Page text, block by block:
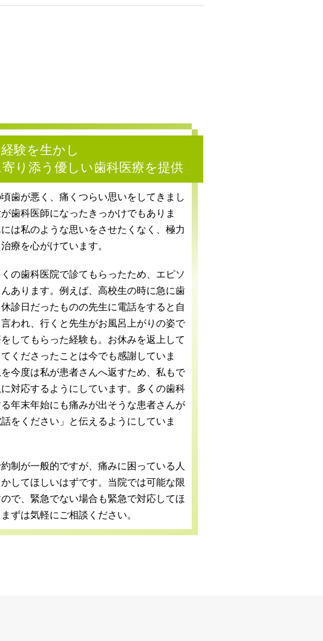
験を生かし
り添う優しい歯科医療を提供
歯が悪く、痛くつらい思いをしてきまし
歯科医師になったきっかけでもありま
は私のような思いをさせたくなく、極力
療を心がけています。
の歯科医院で診てもらったため、エピソ
あります。例えば、高校生の時に急に歯
診日だったものの先生に電話をすると自
われ、行くと先生がお風呂上がりの姿で
してもらった経験も。お休みを返上して
くださったことは今でも感謝していま
今度は私が患者さんへ返すため、私もで
対応するようにしています。多くの歯科
年末年始にも痛みが出そうな患者さんが
をください」と伝えるようにしていま
制が一般的ですが、痛みに困っている人
してほしいはずです。当院では可能な限
で、緊急でない場合も緊急で対応してほ
ずは気軽にご相談ください。